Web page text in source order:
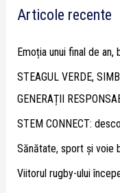
c
o
r
:
Articole recente
Emoția unui final de an,
STEAGUL VERDE,
GENERAȚII
STEM CONNECT:
Sănătate, sport și voie
Viitorul rugby-ului